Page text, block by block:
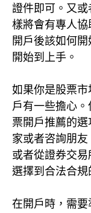
證件即可。又
樣將會有專人協
開戶後該如何
開始到上手。
如果你是股票
戶有一些擔心
票開戶推薦的
家或者咨詢朋友
或者從證券交
選擇到合法合規
在開戶時，需